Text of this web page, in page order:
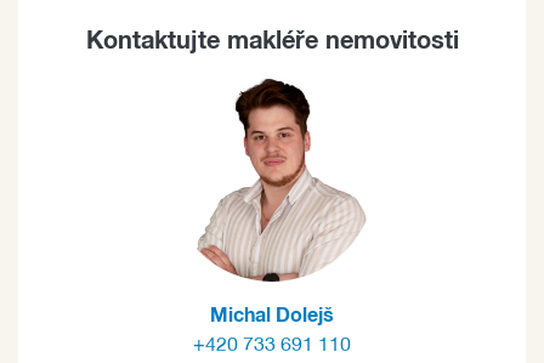
Kontaktujte makléře nemovitosti
Michal Dolejš
+420 733 691 110